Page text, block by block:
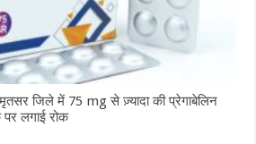
जिले में 75 mg से ज़्यादा की प्रेगाबेलिन
लगाई रोक